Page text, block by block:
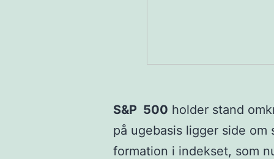
S&P 500 holder stand
på ugebasis ligger side
formation i indekset, som